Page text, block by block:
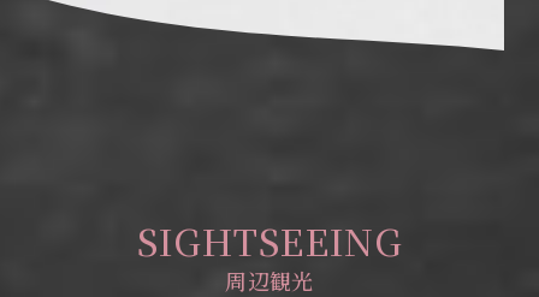
SIGHTSEEING
周辺観光